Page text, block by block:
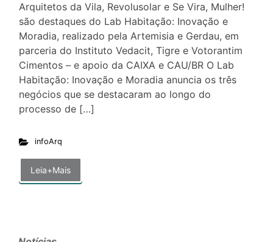
Arquitetos da Vila, Revolusolar e Se Vira, Mulher!
são destaques do Lab Habitação: Inovação e
Moradia, realizado pela Artemisia e Gerdau, em
parceria do Instituto Vedacit, Tigre e Votorantim
Cimentos – e apoio da CAIXA e CAU/BR O Lab
Habitação: Inovação e Moradia anuncia os três
negócios que se destacaram ao longo do
processo de […]
infoArq
Leia+Mais